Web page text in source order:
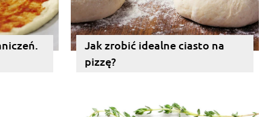
Jak zrobić idealne ciasto na
pizzę?